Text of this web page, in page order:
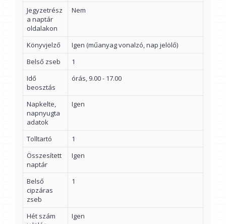
Jegyzetrész
a naptár
oldalakon
Nem
Könyvjelző
Igen (műanyag vonalzó, nap jelölő)
Belső zseb
1
Idő
beosztás
órás, 9.00 - 17.00
Napkelte,
napnyugta
adatok
Igen
Tolltartó
1
Összesített
naptár
Igen
Belső
cipzáras
zseb
1
Hét szám
Igen